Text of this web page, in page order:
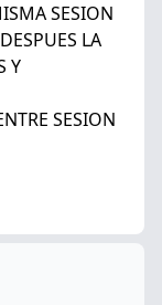
SESION
LA
Y
SESION